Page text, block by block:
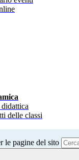
delle classi
le pagine del sito